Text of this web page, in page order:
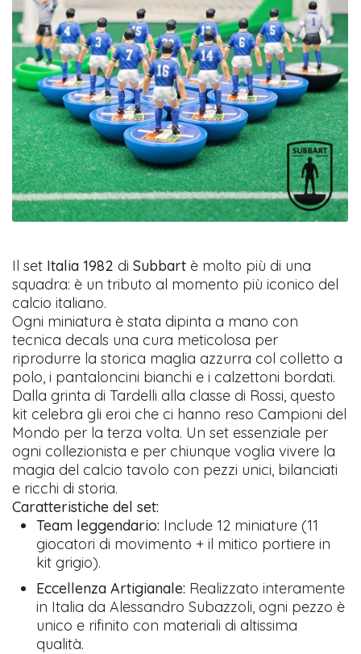
Il set Italia 1982 diSubbart è molto più di una
squadra: è un tributo al momento più iconico del
calcio italiano.
Ogni miniatura è stata dipinta a mano con
tecnica decals una cura meticolosa per
riprodurre la storica maglia azzurra col colletto a
polo, i pantaloncini bianchi e i calzettoni bordati.
Dalla grinta di Tardelli alla classe di Rossi, questo
kit celebra gli eroi che ci hanno reso Campioni del
Mondo per la terza volta. Un set essenziale per
ogni collezionista e per chiunque voglia vivere la
magia del calcio tavolo con pezzi unici, bilanciati
e ricchi di storia.
Caratteristiche del set:
Team leggendario: Include 12 miniature (11
giocatori di movimento + il mitico portiere in
kit grigio).
Eccellenza Artigianale: Realizzato interamente
in Italia da Alessandro Subazzoli, ogni pezzo è
unico e rifinito con materiali di altissima
qualità.